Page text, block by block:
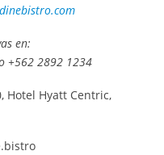
en:
+562 2892 1234
Hotel Hyatt Centric,